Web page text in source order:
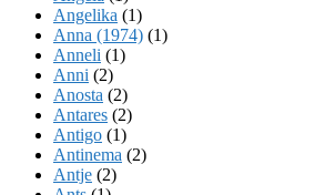
Angelika (1)
Anna (1974) (1)
Anneli (1)
Anni (2)
Anosta (2)
Antares (2)
Antigo (1)
Antinema (2)
Antje (2)